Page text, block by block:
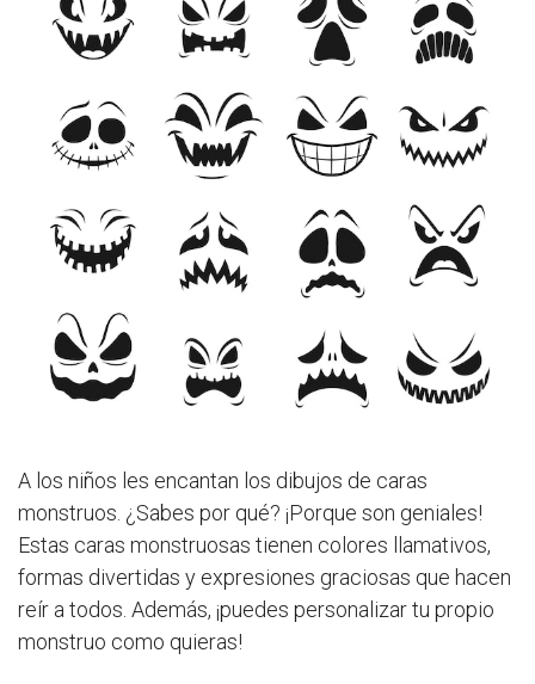
A los niños les encantan los dibujos de caras
monstruos. ¿Sabes por qué? ¡Porque son geniales!
Estas caras monstruosas tienen colores llamativos,
formas divertidas y expresiones graciosas que hacen
reír a todos. Además, ¡puedes personalizar tu propio
monstruo como quieras!